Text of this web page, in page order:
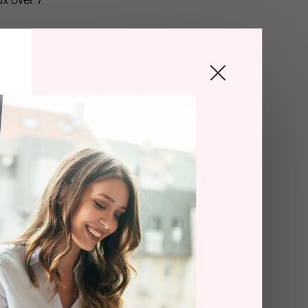
cirka 50
ytterligare
får ett
på den
och